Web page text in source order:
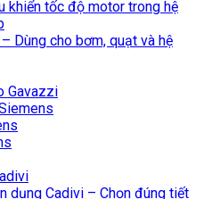
khiển tốc độ motor trong hệ
Dùng cho bơm, quạt và hệ
Gavazzi
dụng Cadivi – Chọn đúng tiết